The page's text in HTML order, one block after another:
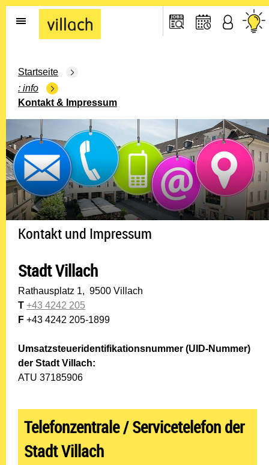
Gehe zur Startseite
Startseite
info
Kontakt & Impressum
Kontakt und Impressum
Stadt Villach
Rathausplatz 1, 9500 Villach
T +43 4242 205
F +43 4242 205-1899
Umsatzsteueridentifikationsnummer (UID-Nummer)
der Stadt Villach:
ATU 37185906
Telefonzentrale / Servicetelefon der
Stadt Villach